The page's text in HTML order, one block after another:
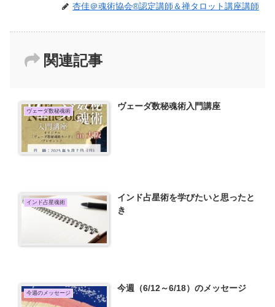
杏佳＠魂術協会®認定講師＆禅タロット講座講師
関連記事
ヴェーダ数秘魂術 ヴェーダ数秘魂術入門講座
インド占星魂術
インド占星術を学びたいと思ったと
き
今週のメッセージ 今週（6/12～6/18）のメッセージ